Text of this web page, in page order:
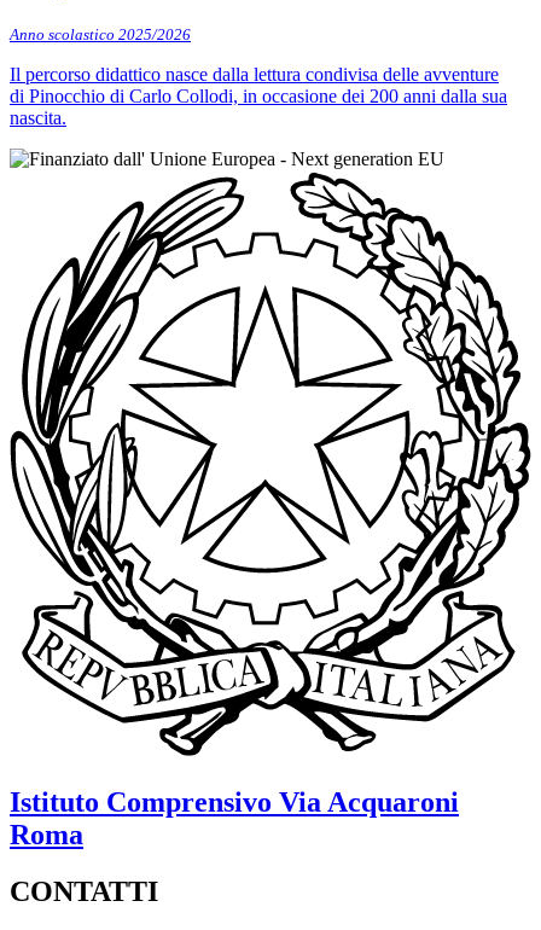
Anno scolastico 2025/2026
Il percorso didattico nasce dalla lettura condivisa delle avventure
di Pinocchio di Carlo Collodi, in occasione dei 200 anni dalla sua
nascita.
Istituto Comprensivo Via Acquaroni
Roma
CONTATTI